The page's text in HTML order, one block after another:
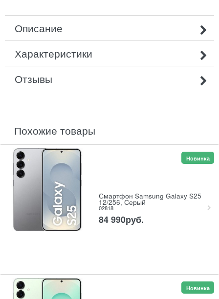
Описание
Характеристики
Отзывы
похожие товары
Смартфон Samsung Galaxy S25
12/256, Серый
02818
84 990руб.
Новинка
Новинка